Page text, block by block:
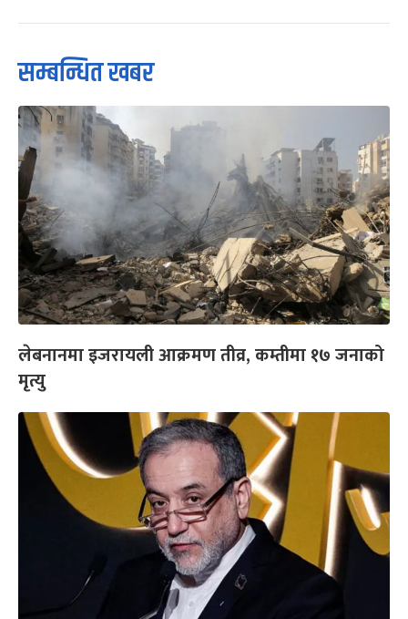
सम्बन्धित खबर
लेबनानमा इजरायली आक्रमण तीव्र, कम्तीमा १७ जनाको
मृत्यु